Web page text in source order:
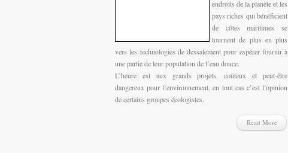
endroits de la planète et les
pays riches qui bénéficient
de côtes maritimes se
tournent de plus en plus
vers les technologies de dessalement pour espérer fournir à
une partie de leur population de l’eau douce.
L’heure est aux grands projets, coûteux et peut-être
dangereux pour l’environnement, en tout cas c’est l’opinion
de certains groupes écologistes.
Read More